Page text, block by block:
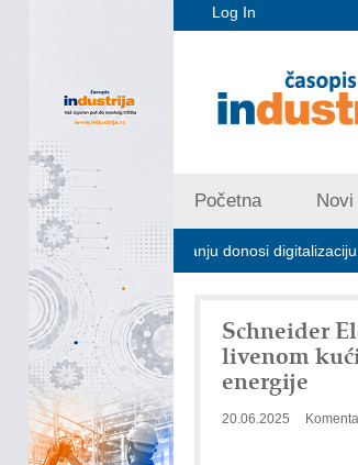
Log In
Početna Novi
zagađivanju donosi digitalizaciju dozvola
Schneider
livenom
energije
20.06.2025